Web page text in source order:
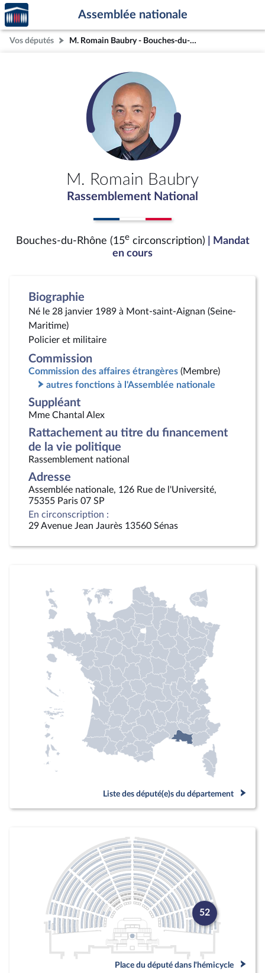
Aller au contenu
Aller en bas de la page
Accèder
à la
page
d'accueil
Assemblée nationale
Vos députés M. Romain Baubry - Bouches-du-Rhône (15e circonscription)
M. Romain Baubry
Rassemblement National
Bouches-du-Rhône (15ecirconscription)
| Mandat
en cours
Biographie
Né le 28 janvier 1989 à Mont-saint-Aignan (Seine-
Maritime)
Policier et militaire
Commission
Commission des affaires étrangères (Membre)
autres fonctions à l'Assemblée nationale
Suppléant
Mme Chantal Alex
Rattachement au titre du financement
de la vie politique
Rassemblement national
Adresse
Assemblée nationale, 126 Rue de l'Université,
75355 Paris 07 SP
En circonscription :
29 Avenue Jean Jaurès 13560 Sénas
Liste des député(e)s du département
52
Place du député dans l'hémicycle